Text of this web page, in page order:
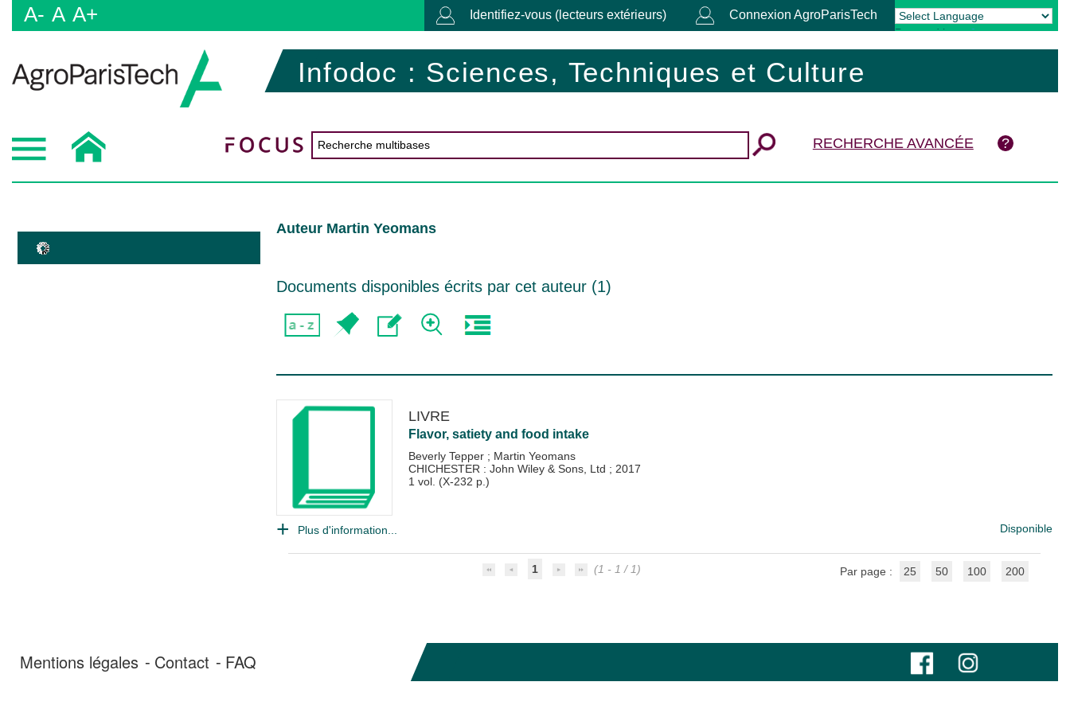
A- A A+ Identifiez-vous (lecteurs extérieurs) Connexion AgroParisTech
Powered by Translate
Infodoc : Sciences, Techniques et Culture
RECHERCHE AVANCÉE
Auteur Martin Yeomans
Documents disponibles écrits par cet auteur (1)
LIVRE
Flavor, satiety and food intake
Beverly Tepper ; Martin Yeomans
CHICHESTER : John Wiley & Sons, Ltd ; 2017
1 vol. (X-232 p.)
Plus d'information... Disponible
1 (1 - 1 / 1) Par page : 25 50 100 200
Mentions légales Contact FAQ